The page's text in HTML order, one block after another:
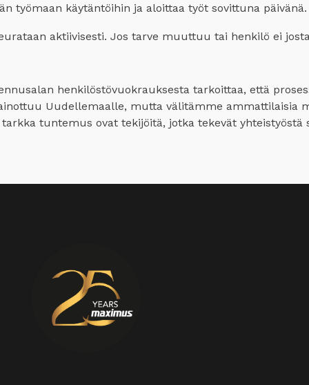
työmaan käytäntöihin ja aloittaa työt sovittuna
aktiivisesti. Jos tarve muuttuu tai henkilö ei
henkilöstövuokrauksesta tarkoittaa, että
Uudellemaalle, mutta välitämme ammattilaisia
tuntemus ovat tekijöitä, jotka tekevät yhteistyöstä